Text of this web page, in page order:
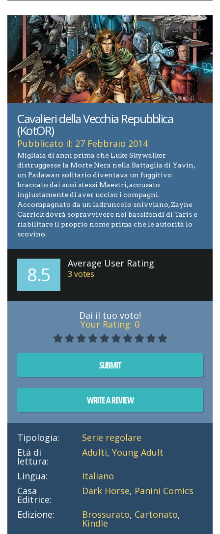
Cavalieri della Vecchia Repubblica
(KotOR)
Pubblicato il: 27 Febbraio 2014
Migliaia di anni prima che Luke Skywalker
distruggesse la Morte Nera nella Battaglia di Yavin,
un Padawan solitario diventava un fuggitivo
braccato dai suoi stessi Maestri, accusato
ingiustamente di aver ucciso i compagni.
Accompagnato da un ladruncolo snivviano, Zayne
Carrick dovrà sopravvivere nei bassifondi di Taris e
riabilitare il proprio nome prima che le autorità lo
scovino.
8.5 Average User Rating
3 votes
Dai il tuo voto!
Your Rating: 0
SUBMIT
WRITE A REVIEW
Tipologia:
Serie regolare
Età di
lettura:
Adulti,Young Adult
Lingua:
Italiano
Casa
Editrice:
Dark Horse, Panini Comics
Edizione:
Brossurato, Cartonato,
Kindle